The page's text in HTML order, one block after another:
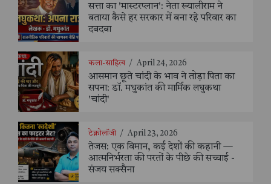
सत्ता का 'मास्टरप्लान': नेता ख्यालीराम ने
बताया कैसे हर सरकार में बना रहे परिवार का
दबदबा
कला-साहित्य / April 24, 2026
आसमान छूते चांदी के भाव ने तोड़ा पिता का
सपना: डॉ. मधुकांत की मार्मिक लघुकथा
'चांदी'
टेक्नोलॉजी / April 23, 2026
तेजस: एक विमान, कई देशों की कहानी —
आत्मनिर्भरता की परतों के पीछे की सच्चाई -
संजय सक्सैना